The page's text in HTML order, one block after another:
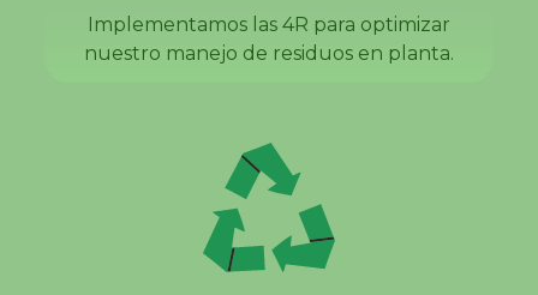
Implementamos las 4R para optimizar
nuestro manejo de residuos en planta.